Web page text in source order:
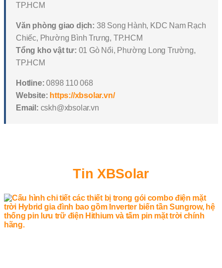
TP.HCM
Văn phòng giao dịch: 38 Song Hành, KDC Nam Rạch
Chiếc, Phường Bình Trưng, TP.HCM
Tổng kho vật tư: 01 Gò Nổi, Phường Long Trường,
TP.HCM
Hotline: 0898 110 068
Website: https://xbsolar.vn/
Email: cskh@xbsolar.vn
Tin XBSolar